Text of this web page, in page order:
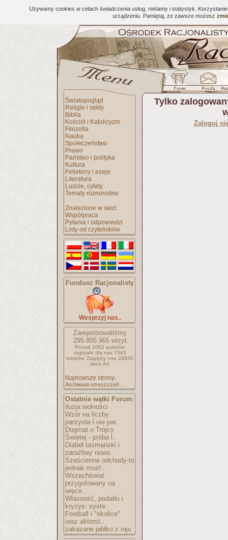
Używamy cookies w celach świadczenia usług, reklamy i statystyk.
urządzeniu. Pamiętaj, że zawsze możesz
Światopogląd
Religie i sekty
Biblia
Kościół i Katolicyzm
Filozofia
Nauka
Społeczeństwo
Prawo
Państwo i polityka
Kultura
Felietony i eseje
Literatura
Ludzie, cytaty
Tematy różnorodne
Znalezione w sieci
Współpraca
Pytania i odpowiedzi
Listy od czytelników
Fundusz Racjonalisty
Wesprzyj nas..
Zarejestrowaliśmy
295.805.965wizyt
Ponad 1062 autorów
napisało dla nas 7343
tekstów. Zajęłyby one 28930
stron A4
Najnowsze strony..
Archiwum streszczeń..
Ostatnie wątki Forum:
iluzja wolności
Wzór na liczby
parzyste i nie par..
Dogmat o Trójcy
Świętej - próba l..
Diabeł tasmański i
zaraźliwy nowo..
Sześcienne odchody-to
jednak możl..
Wszechświat
przygotowany na
więce..
Własność, podatki i
kryzys: syste..
Football i "okolice"
oraz aktorst..
zakazane jabłko z raju
Tylko
Zaloguj